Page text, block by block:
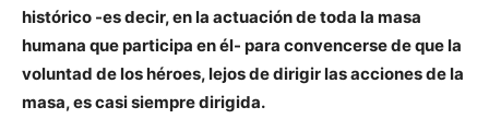
histórico -es decir, en la actuación de toda la masa
humana que participa en él- para convencerse de que la
voluntad de los héroes, lejos de dirigir las acciones de la
masa, es casi siempre dirigida.